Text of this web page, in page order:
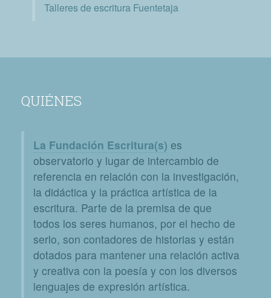
Talleres de escritura Fuentetaja
QUIÉNES
La Fundación Escritura(s) es
observatorio y lugar de intercambio de
referencia en relación con la investigación,
la didáctica y la práctica artística de la
escritura. Parte de la premisa de que
todos los seres humanos, por el hecho de
serlo, son contadores de historias y están
dotados para mantener una relación activa
y creativa con la poesía y con los diversos
lenguajes de expresión artística.